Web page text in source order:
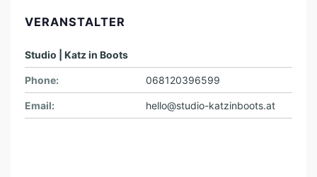
VERANSTALTER
Studio | Katz in Boots
Phone: 068120396599
Email: hello@studio-katzinboots.at